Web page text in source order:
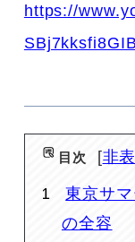
https://
目次 非
東京サ
の全容